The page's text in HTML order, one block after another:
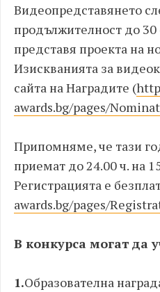
Видеопредставянето
продължителност до
представя проекта на
Изискванията за
сайта на Наградите (
awards.bg/pages/
Припомняме, че тази
приемат до 24.00 ч. на
Регистрацията е
awards.bg/pages/
В конкурса могат да
1.​Образователна